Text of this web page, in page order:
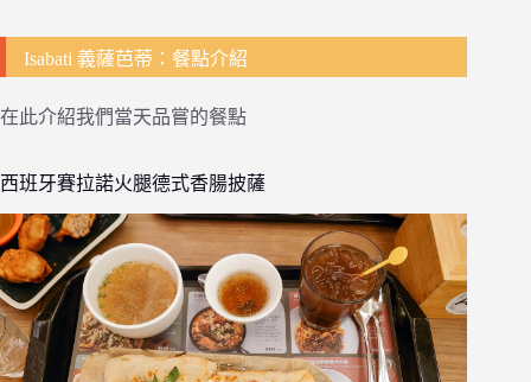
Isabati 義薩芭蒂：餐點介紹
在此介紹我們當天品嘗的餐點
西班牙賽拉諾火腿德式香腸披薩